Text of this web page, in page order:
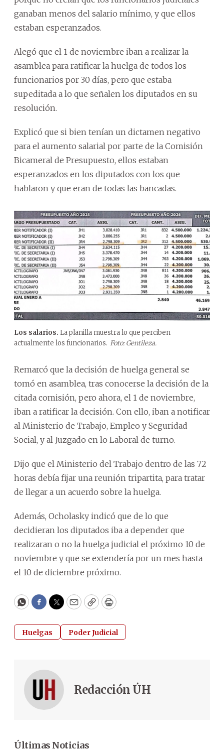
ganaban menos del salario mínimo, y que ellos
estaban esperanzados.
Alegó que el 1 de noviembre iban a realizar la
asamblea para ratificar la huelga de todos los
funcionarios por 30 días, pero que estaba
supeditada a lo que señalen los diputados en su
resolución.
Explicó que si bien tenían un dictamen negativo
para el aumento salarial por parte de la Comisión
Bicameral de Presupuesto, ellos estaban
esperanzados en los diputados con los que
hablaron y que eran de todas las bancadas.
Los salarios. La planilla muestra lo que perciben
actualmente los funcionarios. Foto: Gentileza.
Remarcó que la decisión de huelga general se
tomó en asamblea, tras conocerse la decisión de la
citada comisión, pero ahora, el 1 de noviembre,
iban a ratificar la decisión. Con ello, iban a notificar
al Ministerio de Trabajo, Empleo y Seguridad
Social, y al Juzgado en lo Laboral de turno.
Dijo que el Ministerio del Trabajo dentro de las 72
horas debía fijar una reunión tripartita, para tratar
de llegar a un acuerdo sobre la huelga.
Además, Ocholasky indicó que de lo que
decidieran los diputados iba a depender que
realizaran o no la huelga judicial el próximo 10 de
noviembre y que se extendería por un mes hasta
el 10 de diciembre próximo.
WhatsApp
Facebook
Twitter
EmailCopyPrint
Huelgas Poder Judicial
Redacción ÚH
Últimas Noticias